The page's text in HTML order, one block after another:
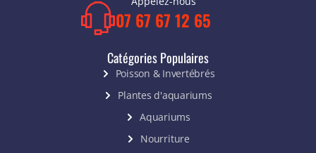
07 67 67 12 65
Catégories Populaires
Poisson & Invertébrés
Plantes d'aquariums
Aquariums
Nourriture